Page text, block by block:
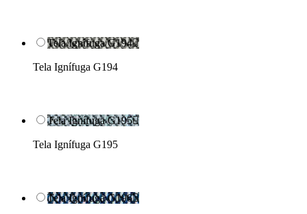
Tela Ignífuga G194
Tela Ignífuga G194
Tela Ignífuga G195
Tela Ignífuga G195
Tela Ignífuga G196